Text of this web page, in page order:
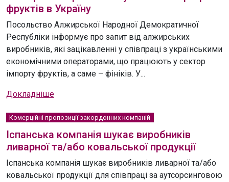
фруктів в Україну
Посольство Алжирської Народної Демократичної
Республіки інформує про запит від алжирських
виробників, які зацікавленні у співпраці з українськими
економічними операторами, що працюють у сектор
імпорту фруктів, а саме – фініків. У...
Докладніше
Комерційні пропозиції закордонних компаній
Іспанська компанія шукає виробників
ливарної та/або ковальської продукції
Іспанська компанія шукає виробників ливарної та/або
ковальської продукції для співпраці за аутсорсинговою